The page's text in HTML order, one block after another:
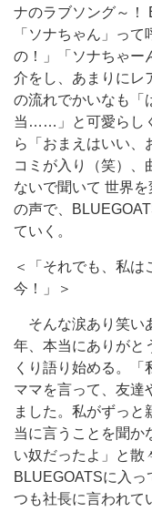
ナのラブソング～！
「ソナちゃん」っ
の！」「ソナちゃー
介をし、あまりにレ
の流れでかいなも「
当……」と可愛らし
ら「おまえはいい、
コミが入り（笑）、
ないで聞いて 世界
の声で、
ていく。
＜「それでも、私は
今！」＞
そんな涙あり笑い
年、本当にありがと
くり語り始める。
ママを言って、友達
ました。私がずっと
当に言うことを聞か
い奴だったよ」と散
BLUEGOATSに入
つも社長に言われて